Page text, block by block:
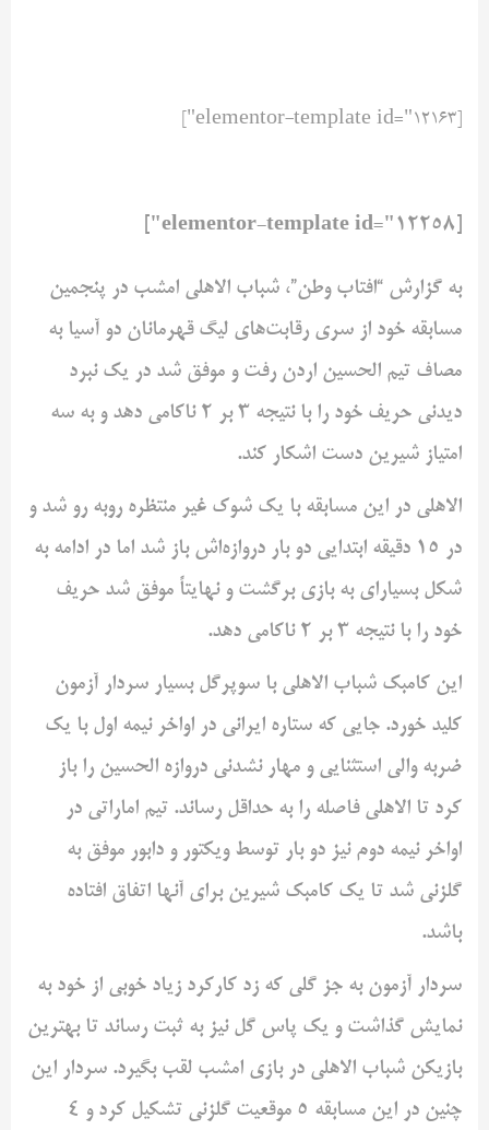
به گزارش “افتاب وطن”، شباب الاهلی امشب در پنجمین
مسابقه خود از سری رقابت‌های لیگ قهرمانان دو آسیا به
مصاف تیم الحسین اردن رفت و موفق شد در یک نبرد
دیدنی حریف خود را با نتیجه ۳ بر ۲ ناکامی دهد و به سه
امتیاز شیرین دست اشکار کند.
الاهلی در این مسابقه با یک شوک غیر منتظره روبه رو شد و
در ۱۵ دقیقه ابتدایی دو بار دروازه‌اش باز شد اما در ادامه به
شکل بسیار‌ای به بازی برگشت و نهایتاً موفق شد حریف
خود را با نتیجه ۳ بر ۲ ناکامی دهد.
این کامبک شباب الاهلی با سوپرگل بسیار سردار آزمون
کلید خورد. جایی که ستاره ایرانی در اواخر نیمه اول با یک
ضربه والی استثنایی و مهار نشدنی دروازه الحسین را باز
کرد تا الاهلی فاصله را به حداقل رساند. تیم اماراتی در
اواخر نیمه دوم نیز دو بار توسط ویکتور و دابور موفق به
گلزنی شد تا یک کامبک شیرین برای آنها اتفاق افتاده
باشد.
سردار آزمون به جز گلی که زد کارکرد زیاد خوبی از خود به
نمایش گذاشت و یک پاس گل نیز به ثبت رساند تا بهترین
بازیکن شباب الاهلی در بازی امشب لقب بگیرد. سردار این
چنین در این مسابقه ۵ موقعیت گلزنی تشکیل کرد و ۴